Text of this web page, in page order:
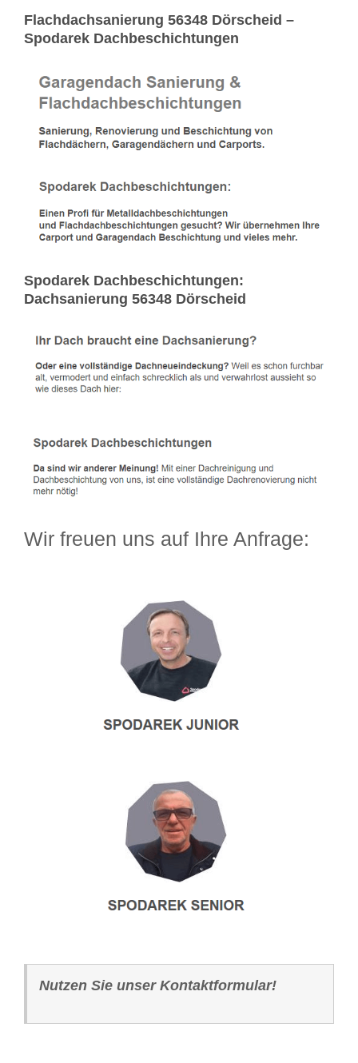
Flachdachsanierung 56348 Dörscheid –
Spodarek Dachbeschichtungen
Spodarek Dachbeschichtungen:
Dachsanierung 56348 Dörscheid
Wir freuen uns auf Ihre Anfrage:
Nutzen Sie unser Kontaktformular!